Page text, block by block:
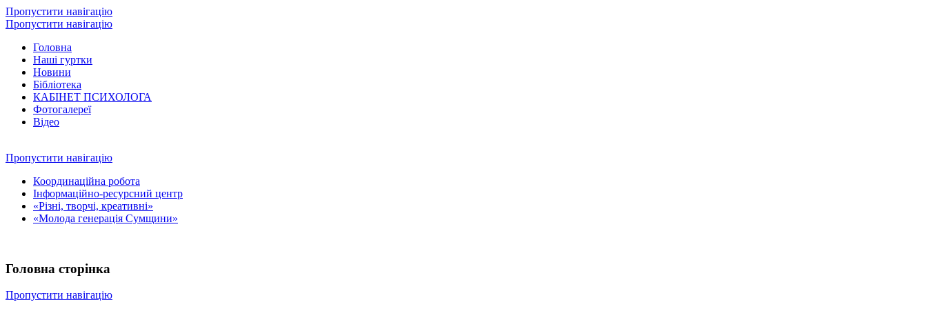
Пропустити навігацію
Пропустити навігацію
Головна
Наші гуртки
Новини
Бібліотека
КАБІНЕТ ПСИХОЛОГА
Фотогалереї
Відео
Пропустити навігацію
Координаційна робота
Інформаційно-ресурсний центр
«Різні, творчі, креативні»
«Молода генерація Сумщини»
Головна сторінка
Пропустити навігацію